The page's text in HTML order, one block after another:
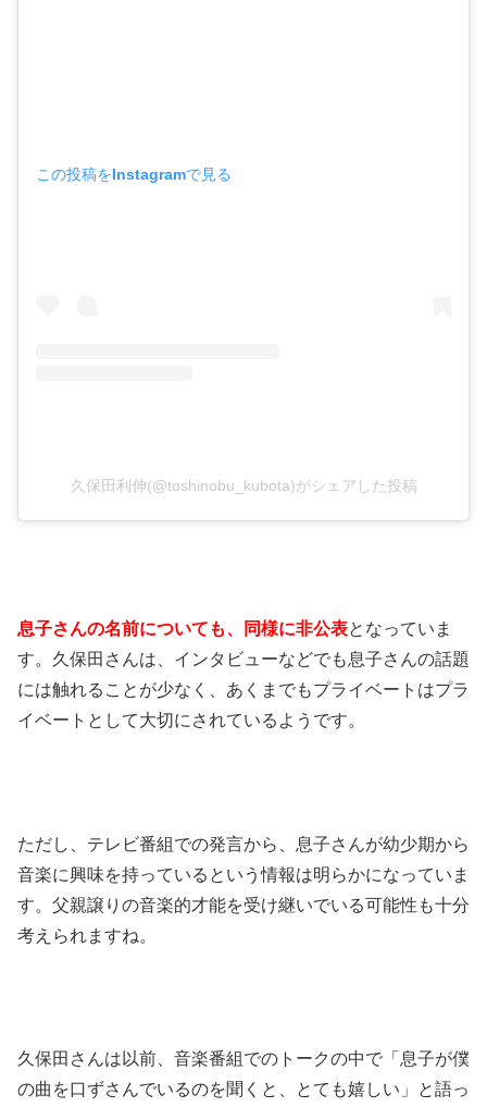
この投稿をInstagramで見る
久保田利伸(@toshinobu_kubota)がシェアした投稿
息子さんの名前についても、同様に非公表となっていま
す。久保田さんは、インタビューなどでも息子さんの話題
には触れることが少なく、あくまでもプライベートはプラ
イベートとして大切にされているようです。
ただし、テレビ番組での発言から、息子さんが幼少期から
音楽に興味を持っているという情報は明らかになっていま
す。父親譲りの音楽的才能を受け継いでいる可能性も十分
考えられますね。
久保田さんは以前、音楽番組でのトークの中で「息子が僕
の曲を口ずさんでいるのを聞くと、とても嬉しい」と語っ